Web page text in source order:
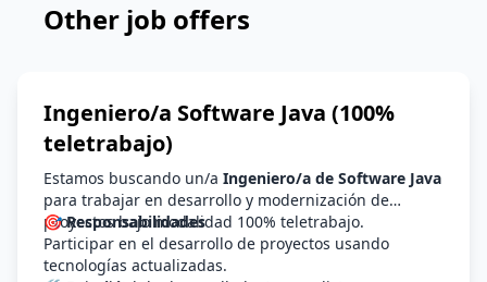
Other job offers
Ingeniero/a Software Java (100%
teletrabajo)
Estamos buscando un/a Ingeniero/a de Software Java
para trabajar en desarrollo y modernización de
proyectos bajo modalidad 100% teletrabajo.
🎯 Responsabilidades
Participar en el desarrollo de proyectos usando
tecnologías actualizadas.